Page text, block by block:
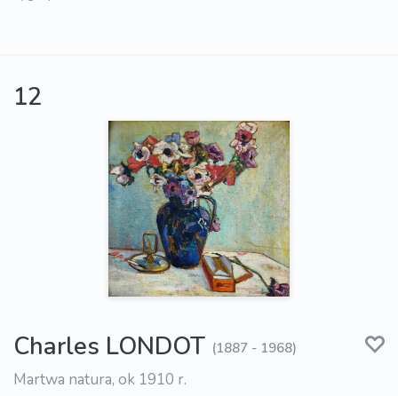
12
Charles LONDOT (1887 - 1968)
Martwa natura, ok 1910 r.